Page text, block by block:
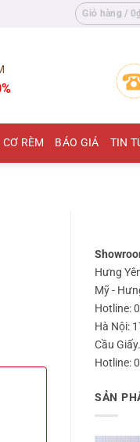
Giỏ hàng /0
RÈM BÁO GIÁ TIN
Hưng
Mỹ -
Hotline:
Hà Nội:
Cầu Giấy.
Hotline:
SẢN